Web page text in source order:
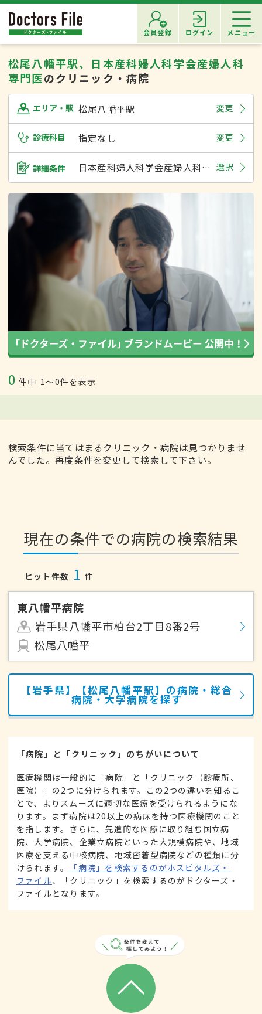
会員登録 ログイン メニュー
松尾八幡平駅、日本産科婦人科学会産婦人科
専門医のクリニック・病院
エリア・駅 松尾八幡平駅 変更
診療科目 指定なし 変更
詳細条件 日本産科婦人科学会産婦人科専門医 選択
0 件中 1〜0件を表示
検索条件に当てはまるクリニック・病院は見つかりませ
んでした。再度条件を変更して検索して下さい。
現在の条件での病院の検索結果
ヒット件数 1 件
東八幡平病院
岩手県八幡平市柏台2丁目8番2号
松尾八幡平
【岩手県】【松尾八幡平駅】の病院・総合
病院・大学病院を探す
「病院」と「クリニック」のちがいについて
医療機関は一般的に「病院」と「クリニック（診療所、
医院）」の2つに分けられます。この2つの違いを知るこ
とで、よりスムーズに適切な医療を受けられるようにな
ります。まず病院は20以上の病床を持つ医療機関のこと
を指します。さらに、先進的な医療に取り組む国立病
院、大学病院、企業立病院といった大規模病院や、地域
医療を支える中核病院、地域密着型病院などの種類に分
けられます。
「病院」を検索するのがホスピタルズ・
ファイル、「クリニック」を検索するのがドクターズ・
ファイルとなります。